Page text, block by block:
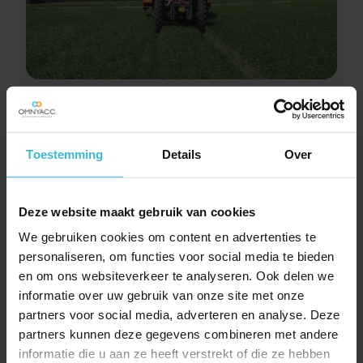
Toestemming Details Over
Deze website maakt gebruik van cookies
We gebruiken cookies om content en advertenties te
personaliseren, om functies voor social media te bieden
en om ons websiteverkeer te analyseren. Ook delen we
informatie over uw gebruik van onze site met onze
partners voor social media, adverteren en analyse. Deze
partners kunnen deze gegevens combineren met andere
informatie die u aan ze heeft verstrekt of die ze hebben
stikstofnorm
Teel je ‘gras’ als nateelt? Dan kun je soms gebruik
maken van een stikstofnorm. Dit is mede afhankelijk
groenbemester/vanggewas.
Lees verder